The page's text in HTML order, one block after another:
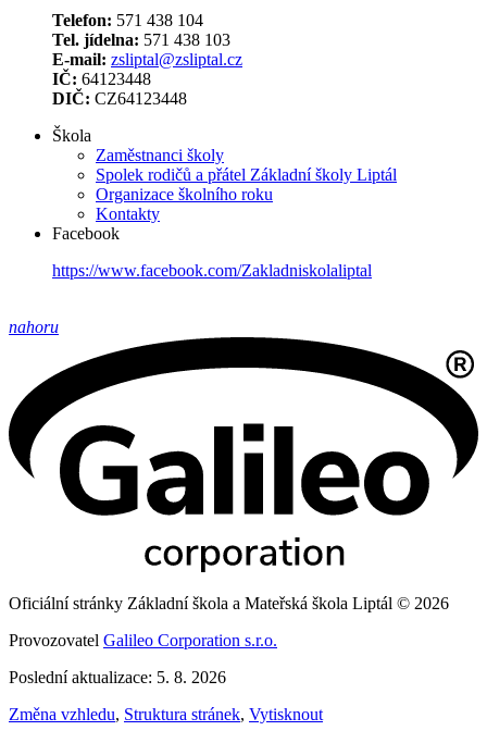
Telefon: 571 438 104
Tel. jídelna: 571 438 103
E-mail: zsliptal@zsliptal.cz
IČ: 64123448
DIČ: CZ64123448
Škola
Zaměstnanci školy
Spolek rodičů a přátel Základní školy Liptál
Organizace školního roku
Kontakty
Facebook
https://www.facebook.com/Zakladniskolaliptal
nahoru
Oficiální stránky Základní škola a Mateřská škola Liptál © 2026
Provozovatel Galileo Corporation s.r.o.
Poslední aktualizace: 5. 8. 2026
Změna vzhledu, Struktura stránek, Vytisknout